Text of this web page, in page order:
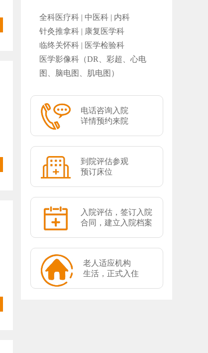
全科医疗科 | 中医科 | 内科
针灸推拿科 | 康复医学科
临终关怀科 | 医学检验科
医学影像科（DR、彩超、心电
图、脑电图、肌电图）
电话咨询入院
详情预约来院
到院评估参观
预订床位
入院评估，签订入院
合同，建立入院档案
老人适应机构
生活，正式入住